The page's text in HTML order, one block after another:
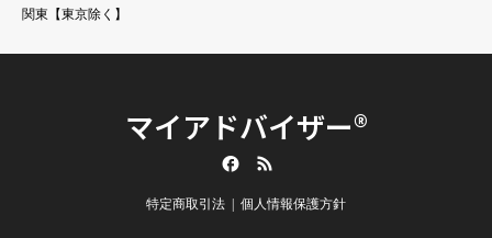
関東【東京除く】
マイアドバイザー®
特定商取引法 個人情報保護方針